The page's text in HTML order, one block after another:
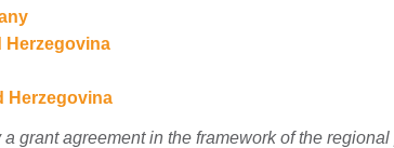
Herzegovina
Herzegovina
grant agreement in the framework of the